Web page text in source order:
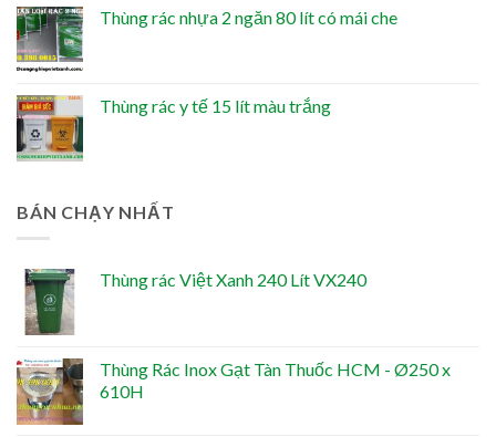
Thùng rác nhựa 2 ngăn 80 lít có mái che
Thùng rác y tế 15 lít màu trắng
BÁN CHẠY NHẤT
Thùng rác Việt Xanh 240 Lít VX240
Thùng Rác Inox Gạt Tàn Thuốc HCM - Ø250 x
610H